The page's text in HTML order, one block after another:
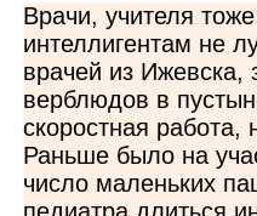
Врачи, учителя
интеллигентам не
врачей из Ижевска,
верблюдов в
скоростная работа,
Раньше было на
число маленьких